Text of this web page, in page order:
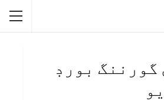
گورننگ بورڊ